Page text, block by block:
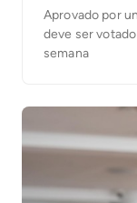
Aprovado por
deve ser
semana